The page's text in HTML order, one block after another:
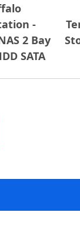
-
2 Bay
SATA